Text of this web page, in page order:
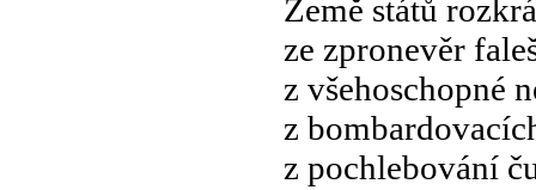
Země států
ze zpronevěr
z všehoschopné
z
z pochlebování